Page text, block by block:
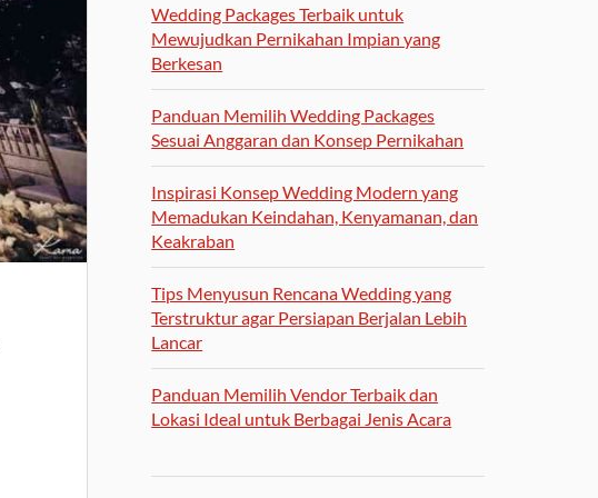
Wedding Packages Terbaik untuk
Mewujudkan Pernikahan Impian yang
Berkesan
Panduan Memilih Wedding Packages
Sesuai Anggaran dan Konsep Pernikahan
Inspirasi Konsep Wedding Modern yang
Memadukan Keindahan, Kenyamanan, dan
Keakraban
Tips Menyusun Rencana Wedding yang
Terstruktur agar Persiapan Berjalan Lebih
Lancar
Panduan Memilih Vendor Terbaik dan
Lokasi Ideal untuk Berbagai Jenis Acara